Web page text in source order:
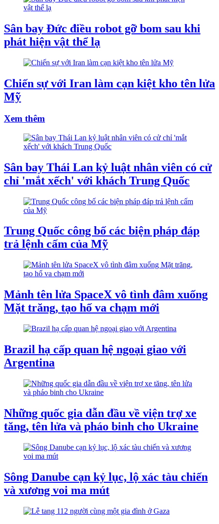
Sân bay Đức điều robot gỡ bom sau khi
phát hiện vật thể lạ
Chiến sự với Iran làm cạn kiệt kho tên lửa
Mỹ
Xem thêm
Sân bay Thái Lan kỷ luật nhân viên có cử
chỉ 'mắt xếch' với khách Trung Quốc
Trung Quốc công bố các biện pháp đáp
trả lệnh cấm của Mỹ
Mảnh tên lửa SpaceX vô tình đâm xuống
Mặt trăng, tạo hố va chạm mới
Brazil hạ cấp quan hệ ngoại giao với
Argentina
Những quốc gia dẫn đầu về viện trợ xe
tăng, tên lửa và pháo binh cho Ukraine
Sông Danube cạn kỷ lục, lộ xác tàu chiến
và xương voi ma mút